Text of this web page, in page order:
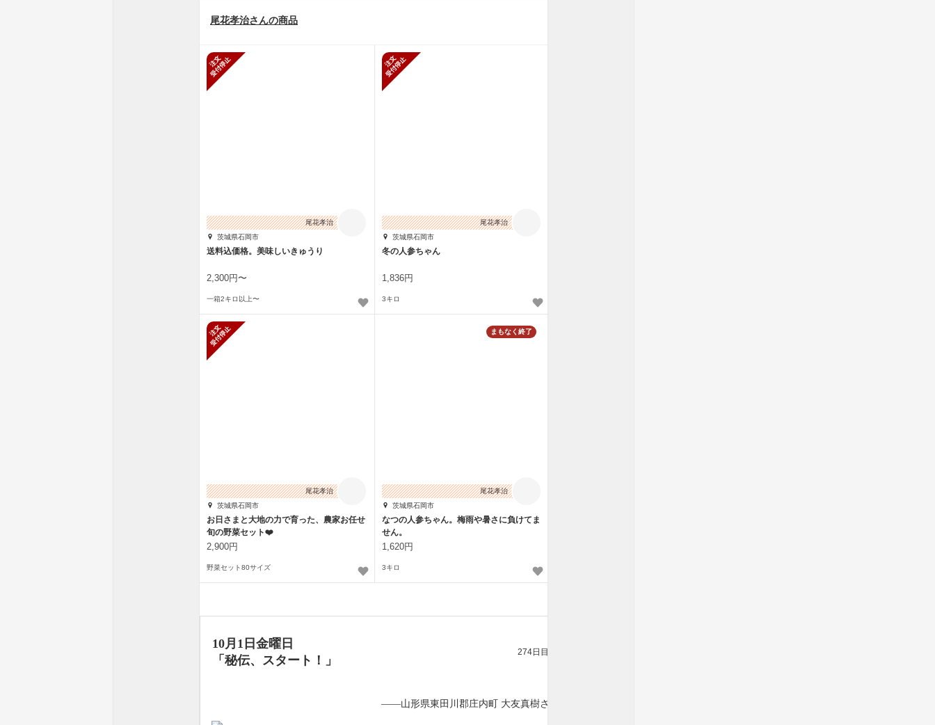
尾花孝治さんの商品
尾花孝治
茨城県石岡市
送料込価格。美味しいきゅうり
2,300円〜
一箱2キロ以上〜
尾花孝治
茨城県石岡市
冬の人参ちゃん
1,836円
3キロ
尾花孝治
茨城県石岡市
お日さまと大地の力で育った、農家お任せ
旬の野菜セット❤️
2,900円
野菜セット80サイズ
まもなく終了
尾花孝治
茨城県石岡市
なつの人参ちゃん。梅雨や暑さに負けてま
せん。
1,620円
3キロ
10月1日金曜日
「秘伝、スタート！」
274日目
——山形県東田川郡庄内町 大友真樹さん